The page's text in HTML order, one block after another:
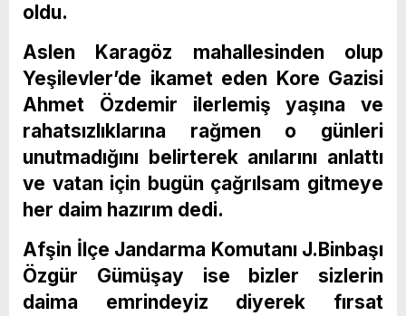
oldu.
Aslen Karagöz mahallesinden olup
Yeşilevler’de ikamet eden Kore Gazisi
Ahmet Özdemir ilerlemiş yaşına ve
rahatsızlıklarına rağmen o günleri
unutmadığını belirterek anılarını anlattı
ve vatan için bugün çağrılsam gitmeye
her daim hazırım dedi.
Afşin İlçe Jandarma Komutanı J.Binbaşı
Özgür Gümüşay ise bizler sizlerin
daima emrindeyiz diyerek fırsat